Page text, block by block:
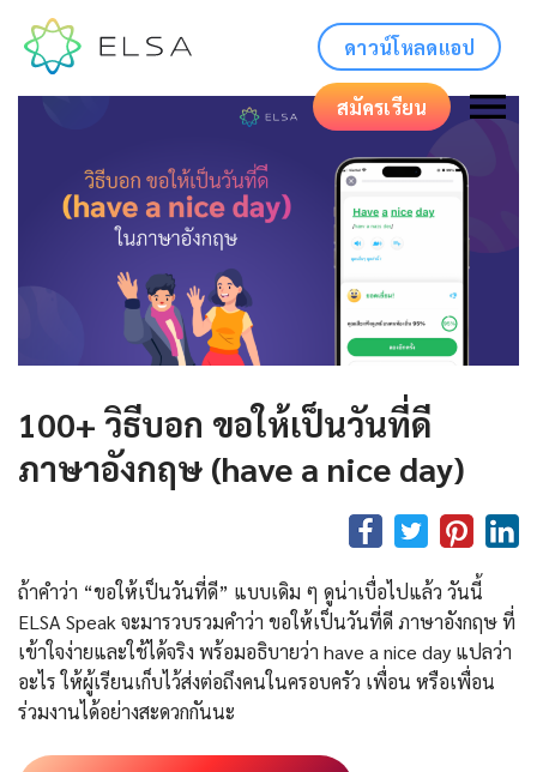
ดาวน์โหลดแอป
สมัครเรียน
100+ วิธีบอก ขอให้เป็นวันที่ดี
ภาษาอังกฤษ (have a nice day)
ถ้าคำว่า “ขอให้เป็นวันที่ดี” แบบเดิม ๆ ดูน่าเบื่อไปแล้ว วันนี้
ELSA Speak จะมารวบรวมคำว่า ขอให้เป็นวันที่ดี ภาษาอังกฤษ ที่
เข้าใจง่ายและใช้ได้จริง พร้อมอธิบายว่า have a nice day แปลว่า
อะไร ให้ผู้เรียนเก็บไว้ส่งต่อถึงคนในครอบครัว เพื่อน หรือเพื่อน
ร่วมงานได้อย่างสะดวกกันนะ